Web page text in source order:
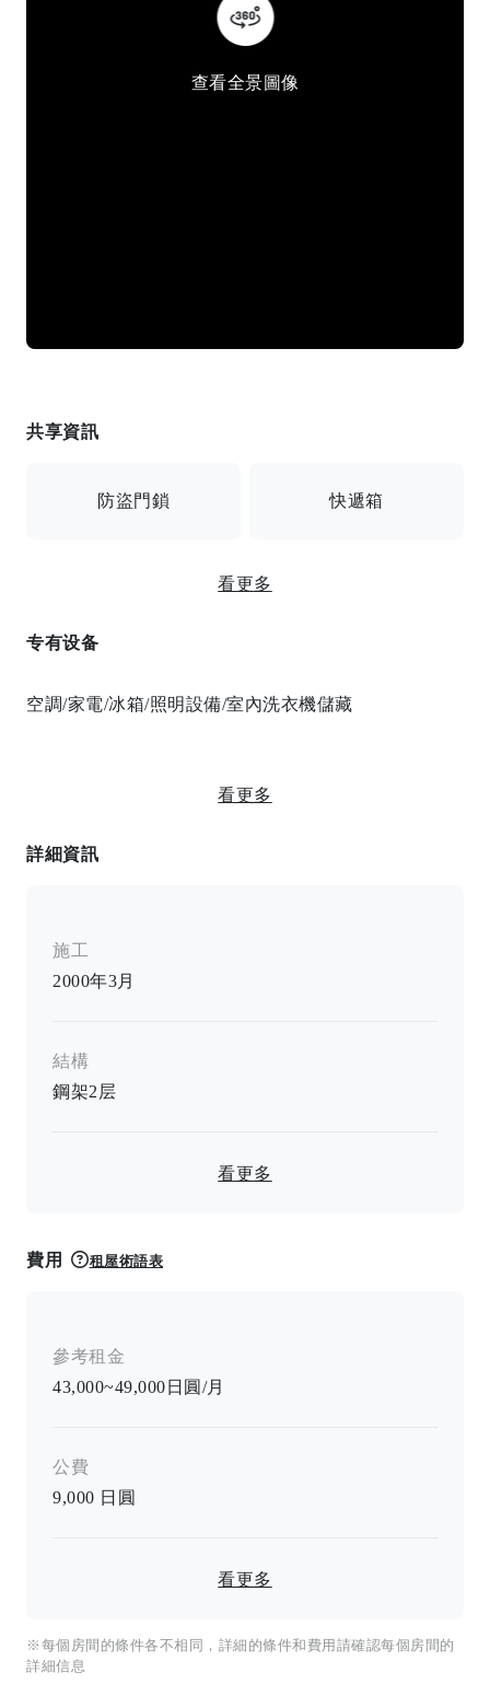
查看全景圖像
共享資訊
防盜門鎖 快遞箱
看更多
专有设备
空調/家電/冰箱/照明設備/室內洗衣機儲藏
看更多
詳細資訊
施工
2000年3月
結構
鋼架2 层
看更多
費用 租屋術語表
參考租金
43,000~49,000日圓/月
公費
9,000 日圓
看更多
※每個房間的條件各不相同，詳細的條件和費用請確認每個房間的
詳細信息